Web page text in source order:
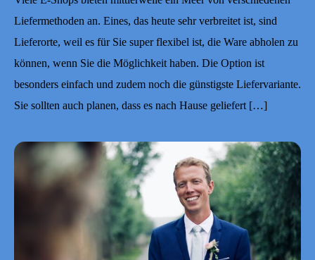
Liefermethoden an. Eines, das heute sehr verbreitet ist, sind
Lieferorte, weil es für Sie super flexibel ist, die Ware abholen zu
können, wenn Sie die Möglichkeit haben. Die Option ist
besonders einfach und zudem noch die günstigste Liefervariante.
Sie sollten auch planen, dass es nach Hause geliefert […]